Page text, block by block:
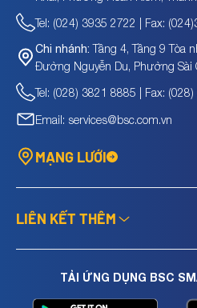
Tel: (024) 3935 2722 | Fax:
Chi nhánh: Tầng 4, Tầng 9 Tòa
Đường Nguyễn Du, Phường Sài
Tel: (028) 3821 8885 | Fax:
Email: services@bsc.com.vn
MẠNG LƯỚI
LIÊN KẾT THÊM
TẢI ỨNG DỤNG BSC